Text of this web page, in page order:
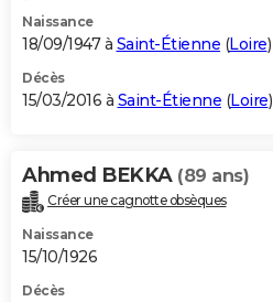
Naissance
18/09/1947 à Saint-Étienne (Loire)
Décès
15/03/2016 à Saint-Étienne (Loire)
Ahmed BEKKA (89 ans)
Créer une cagnotte obsèques
Naissance
15/10/1926
Décès